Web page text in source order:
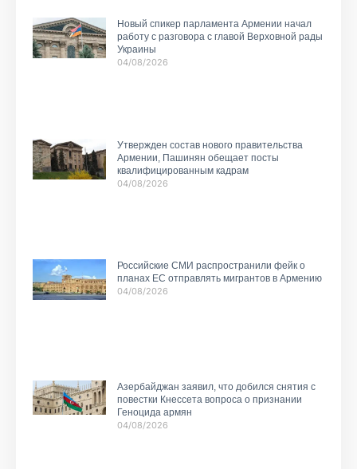
Новый спикер парламента Армении начал
работу с разговора с главой Верховной рады
Украины
04/08/2026
Утвержден состав нового правительства
Армении, Пашинян обещает посты
квалифицированным кадрам
04/08/2026
Российские СМИ распространили фейк о
планах ЕС отправлять мигрантов в Армению
04/08/2026
Азербайджан заявил, что добился снятия с
повестки Кнессета вопроса о признании
Геноцида армян
04/08/2026